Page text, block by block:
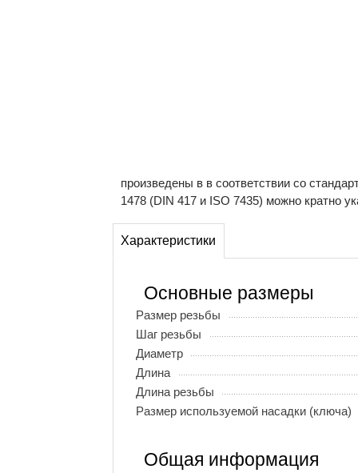
произведены в в соответствии со
1478 (DIN 417 и ISO 7435) можно кратно
Характеристики
Основные размеры
Размер резьбы
Шаг резьбы
Диаметр
Длина
Длина резьбы
Размер используемой насадки (ключа)
Общая информация